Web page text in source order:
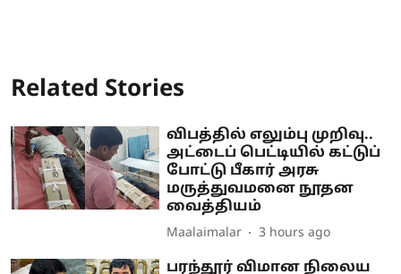
Related Stories
விபத்தில் எலும்பு முறிவு..
அட்டைப் பெட்டியில் கட்டுப்
போட்டு பீகார் அரசு
மருத்துவமனை நூதன
வைத்தியம்
Maalaimalar 3 hours ago
பரந்தூர் விமான நிலைய